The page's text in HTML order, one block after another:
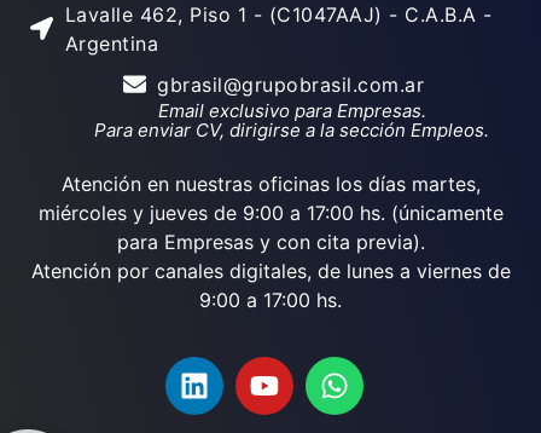
Lavalle 462, Piso 1 - (C1047AAJ) - C.A.B.A -
Argentina
gbrasil@grupobrasil.com.ar
Email exclusivo para Empresas.
Para enviar CV, dirigirse a la sección Empleos.
Atención en nuestras oficinas los días martes,
miércoles y jueves de 9:00 a 17:00 hs. (únicamente
para Empresas y con cita previa).
Atención por canales digitales, de lunes a viernes de
9:00 a 17:00 hs.